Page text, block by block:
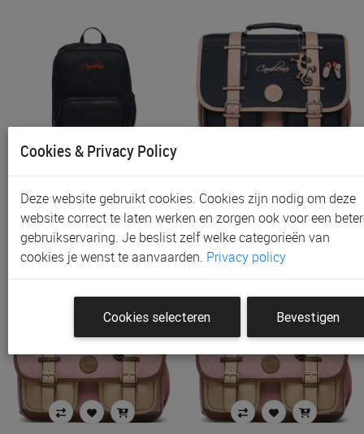
€ 75,90 € 79,90
Cookies & Privacy Policy
Deze website gebruikt cookies. Cookies zijn nodig om deze
website correct te laten werken en zorgen ook voor een
gebruikservaring. Je beslist zelf welke categorieën van
cookies je wenst te aanvaarden. Privacy policy
Cookies selecteren Bevestigen